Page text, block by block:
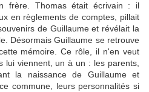
frère. Thomas était écrivain : il
en règlements de comptes, pillait
de Guillaume et révélait la
Désormais Guillaume se retrouve
mémoire. Ce rôle, il n'en veut
lui viennent, un à un : les parents,
la naissance de Guillaume et
commune, leurs personnalités si